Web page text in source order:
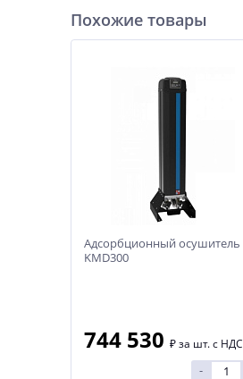
Похожие товары
Адсорбционный осушитель
KMD300
744 530 ₽за шт. с НДС
-